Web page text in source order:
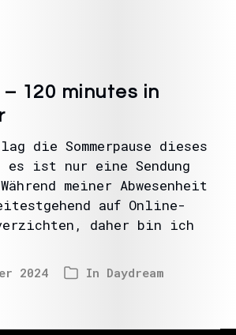
120 minutes in
die Sommerpause dieses
ist nur eine Sendung
meiner Abwesenheit
auf Online-
daher bin ich
2024 In Daydream